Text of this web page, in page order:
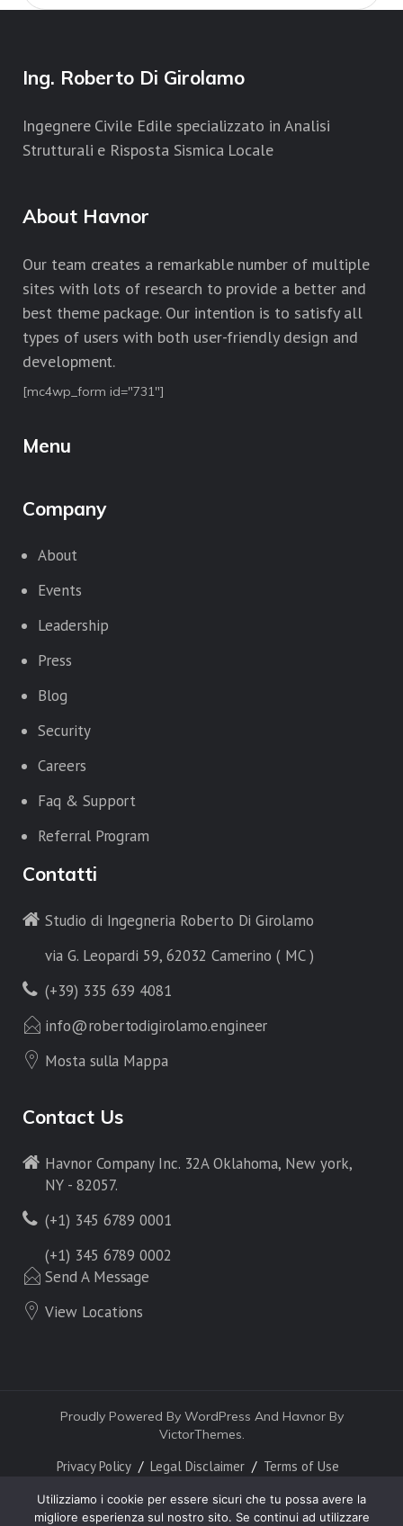
Ing. Roberto Di Girolamo
Ingegnere Civile Edile specializzato in Analisi
Strutturali e Risposta Sismica Locale
About Havnor
Our team creates a remarkable number of multiple
sites with lots of research to provide a better and
best theme package. Our intention is to satisfy all
types of users with both user-friendly design and
development.
[mc4wp_form id="731"]
Menu
Company
About
Events
Leadership
Press
Blog
Security
Careers
Faq & Support
Referral Program
Contatti
Studio di Ingegneria Roberto Di Girolamo
via G. Leopardi 59, 62032 Camerino ( MC )
(+39) 335 639 4081
info@robertodigirolamo.engineer
Mosta sulla Mappa
Contact Us
Havnor Company Inc. 32A Oklahoma, New york,
NY - 82057.
(+1) 345 6789 0001
(+1) 345 6789 0002
Send A Message
View Locations
Proudly Powered By WordPress And Havnor By
VictorThemes.
Privacy Policy Legal Disclaimer Terms of Use
Utilizziamo i cookie per essere sicuri che tu possa avere la
migliore esperienza sul nostro sito. Se continui ad utilizzare